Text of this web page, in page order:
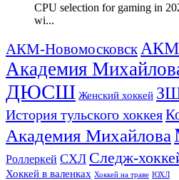
CPU selection for gaming in
wi...
АКМ-Новомосковск
Академия
ДЮСШ Женский хоккей
История тульского хоккея
Академия Михайлова
Роллеркей СХЛ Следж-
Хоккей в валенках Хоккей на траве ЮХЛ